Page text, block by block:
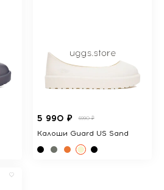
5 990 ₽ 6990 ₽
Калоши Guard US Sand